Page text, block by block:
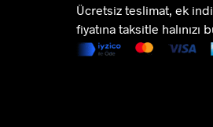
Ücretsiz teslimat, ek
fiyatına taksitle halınızı